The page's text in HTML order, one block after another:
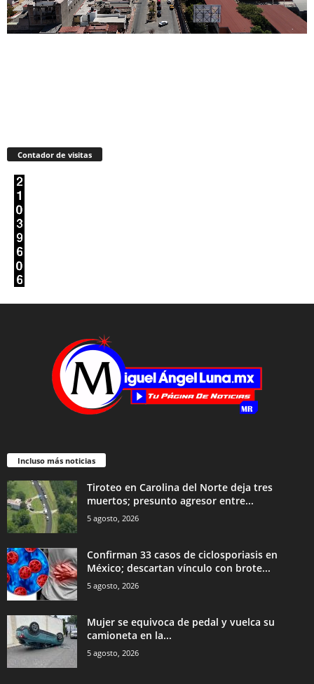
Contador de visitas
Incluso más noticias
Tiroteo en Carolina del Norte deja tres
muertos; presunto agresor entre...
5 agosto, 2026
Confirman 33 casos de ciclosporiasis en
México; descartan vínculo con brote...
5 agosto, 2026
Mujer se equivoca de pedal y vuelca su
camioneta en la...
5 agosto, 2026